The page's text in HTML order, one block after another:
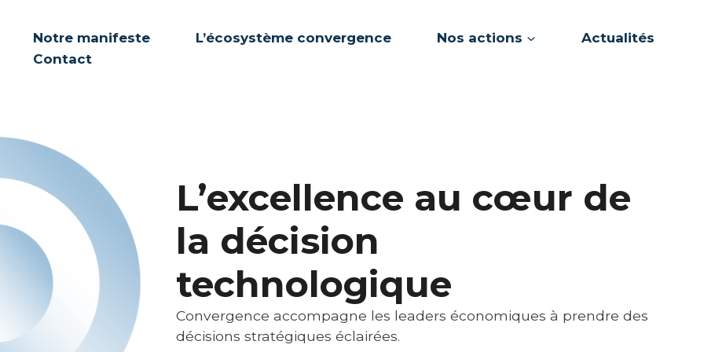
Notre manifeste L’écosystème convergence Nos actions
Actualités
Contact
L’excellence au cœur de
la décision
technologique
Convergence accompagne les leaders économiques à prendre des
décisions stratégiques éclairées.